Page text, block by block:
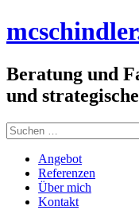
Inhalt
mcschindler
Beratung und
und
Suchen
nach:
Angebot
Referenzen
Über mich
Kontakt